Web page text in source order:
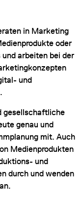
in Marketing
oder
arbeiten bei der
und
gesellschaftliche
genau und
mit. Auch
Medienprodukten
und
durch und wenden